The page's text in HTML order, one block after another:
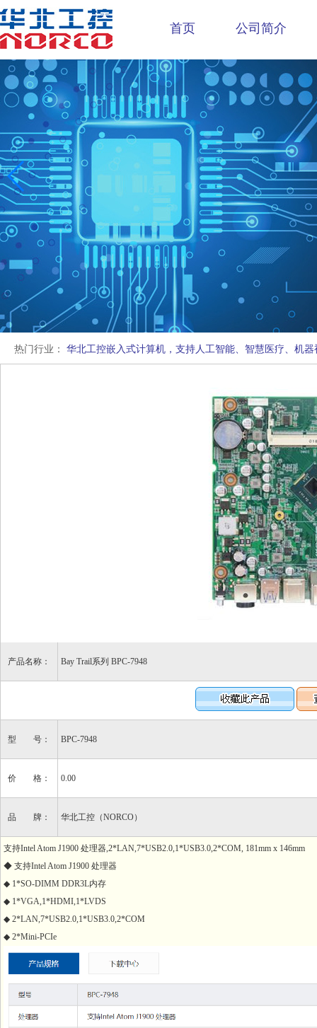
首页 公司简介
热门行业： 华北工控嵌入式计算机，支持人工智能、智慧医疗、机
产品名称： Bay Trail系列 BPC-7948
型 号： BPC-7948
价 格： 0.00
品 牌： 华北工控（NORCO）
支持Intel Atom J1900 处理器,2*LAN,7*USB2.0,1*USB3.0,2*COM, 181mm x 146mm
◆ 支持Intel Atom J1900 处理器
◆ 1*SO-DIMM DDR3L内存
◆ 1*VGA,1*HDMI,1*LVDS
◆ 2*LAN,7*USB2.0,1*USB3.0,2*COM
◆ 2*Mini-PCIe